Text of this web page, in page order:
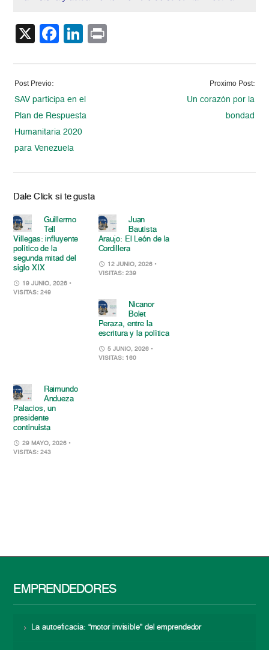
X Facebook
LinkedIn
Post Previo:
SAV participa en el
Plan de Respuesta
Humanitaria 2020
para Venezuela
Proximo Post:
Un corazón por la
bondad
Dale Click si te gusta
Guillermo
Tell
Villegas: influyente
político de la
segunda mitad del
siglo XIX
19 JUNIO, 2026 •
VISITAS: 249
Juan
Bautista
Araujo: El León de la
Cordillera
12 JUNIO, 2026 •
VISITAS: 239
Nicanor
Bolet
Peraza, entre la
escritura y la política
5 JUNIO, 2026 •
VISITAS: 160
Raimundo
Andueza
Palacios, un
presidente
continuista
29 MAYO, 2026 •
VISITAS: 243
EMPRENDEDORES
La autoeficacia: “motor invisible” del emprendedor